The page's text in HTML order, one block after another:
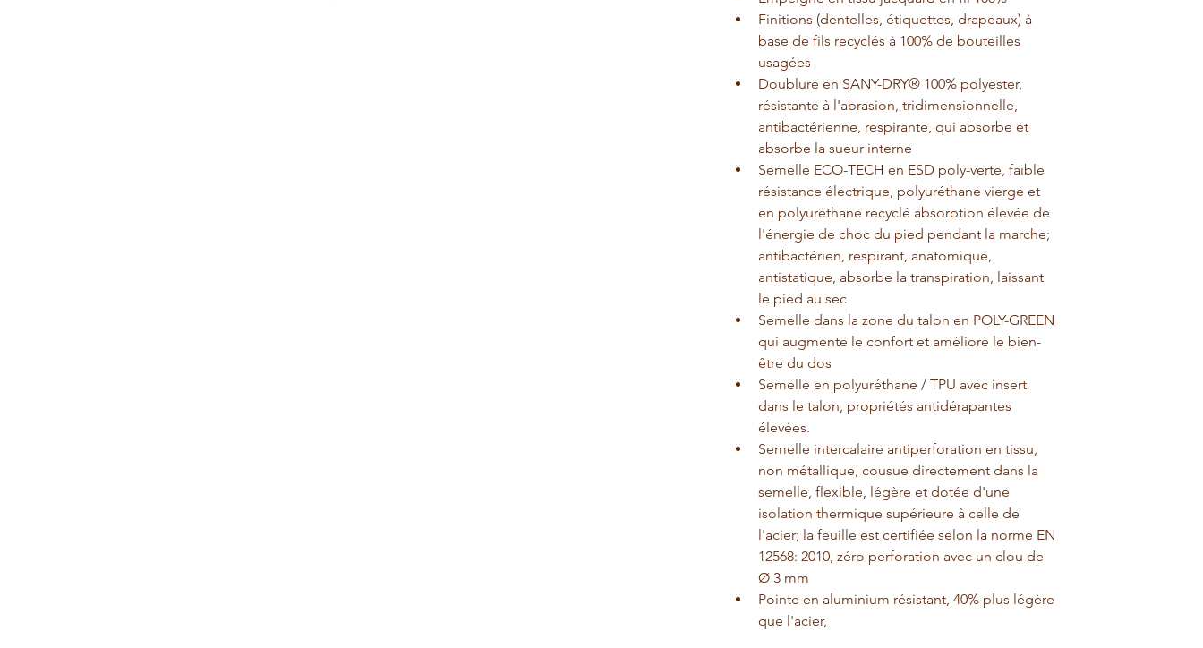
Finitions (dentelles, étiquettes, drapeaux) à
base de fils recyclés à 100% de bouteilles
usagées
Doublure en SANY-DRY® 100% polyester,
résistante à l'abrasion, tridimensionnelle,
antibactérienne, respirante, qui absorbe et
absorbe la sueur interne
Semelle ECO-TECH en ESD poly-verte, faible
résistance électrique, polyuréthane vierge et
en polyuréthane recyclé absorption élevée de
l'énergie de choc du pied pendant la marche;
antibactérien, respirant, anatomique,
antistatique, absorbe la transpiration, laissant
le pied au sec
Semelle dans la zone du talon en POLY-GREEN
qui augmente le confort et améliore le bien-
être du dos
Semelle en polyuréthane / TPU avec insert
dans le talon, propriétés antidérapantes
élevées.
Semelle intercalaire antiperforation en tissu,
non métallique, cousue directement dans la
semelle, flexible, légère et dotée d'une
isolation thermique supérieure à celle de
l'acier; la feuille est certifiée selon la norme EN
12568: 2010, zéro perforation avec un clou de
Ø 3 mm
Pointe en aluminium résistant, 40% plus légère
que l'acier,